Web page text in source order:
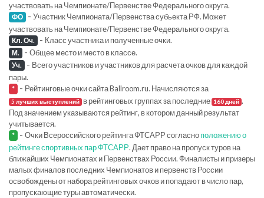
участвовать на Чемпионате/Первенстве Федерального округа.
ФО - Участник Чемпионата/Первенства субьекта РФ. Может
участвовать на Чемпионате/Первенстве Федерального округа.
Кл. Оч. - Класс участника и полученные очки.
М. - Общее место и место в классе.
Уч. - Всего участников и участников для расчета очков для каждой
пары.
* - Рейтинговые очки сайта Ballroom.ru. Начисляются за
5 лучших выступлений в рейтинговых группах за последние 160 дней .
Под значением указываются рейтинг, в котором данный результат
учитывается.
* - Очки Всероссийского рейтинга ФТСАРР согласноположению о
рейтинге спортивных пар ФТСАРР. Дает право на пропуск туров на
ближайших Чемпионатах и Первенствах России. Финалисты и призеры
малых финалов последних Чемпионатов и первенств России
освобождены от набора рейтинговых очков и попадают в число пар,
пропускающие туры автоматически.